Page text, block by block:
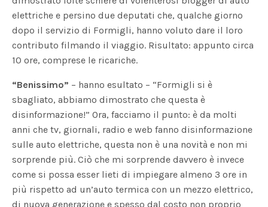
elettriche e persino due deputati che, qualche giorno
dopo il servizio di Formigli, hanno voluto dare il loro
contributo filmando il viaggio. Risultato: appunto circa
10 ore, comprese le ricariche.
“Benissimo” – hanno esultato – “Formigli si è
sbagliato, abbiamo dimostrato che questa è
disinformazione!” Ora, facciamo il punto: è da molti
anni che tv, giornali, radio e web fanno disinformazione
sulle auto elettriche, questa non è una novità e non mi
sorprende più. Ciò che mi sorprende davvero è invece
come si possa esser lieti di impiegare almeno 3 ore in
più rispetto ad un’auto termica con un mezzo elettrico,
di nuova generazione e spesso dal costo non proprio